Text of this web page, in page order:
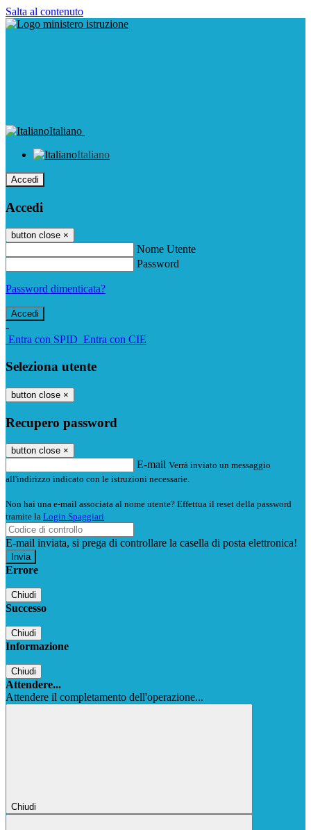
Salta al contenuto
Italiano
Italiano
Accedi
Accedi
button close ×
Nome Utente
Password
Password dimenticata?
-
Entra con SPID Entra con CIE
Seleziona utente
button close ×
Recupero password
button close ×
E-mail Verrà inviato un messaggio
all'indirizzo indicato con le istruzioni necessarie.
Non hai una e-mail associata al nome utente? Effettua il reset della password
tramite la Login Spaggiari
E-mail inviata, si prega di controllare la casella di posta elettronica!
Errore
Chiudi
Successo
Chiudi
Informazione
Chiudi
Attendere...
Attendere il completamento dell'operazione...
Chiudi